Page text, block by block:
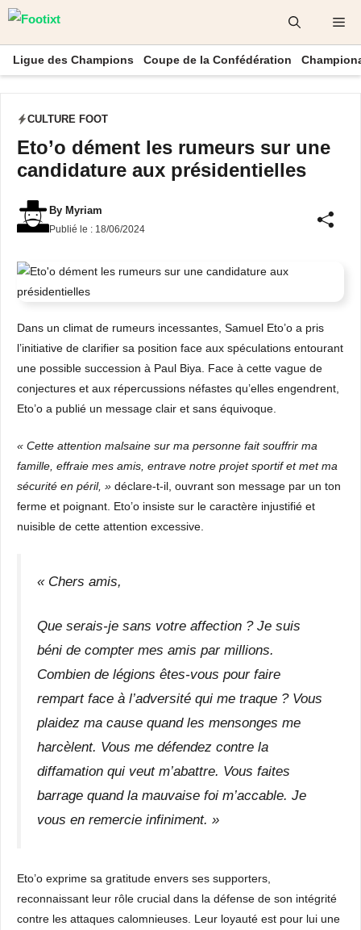
Aller
contenu
Ligue des Champions Coupe de la Confédération
CULTURE FOOT
Eto’o dément les rumeurs sur une
candidature aux présidentielles
By Myriam
Publié le : 18/06/2024
Dans un climat de rumeurs incessantes, Samuel Eto’o a pris
l’initiative de clarifier sa position face aux spéculations entourant
une possible succession à Paul Biya. Face à cette vague de
conjectures et aux répercussions néfastes qu’elles engendrent,
Eto’o a publié un message clair et sans équivoque.
« Cette attention malsaine sur ma personne fait souffrir ma
famille, effraie mes amis, entrave notre projet sportif et met ma
sécurité en péril, » déclare-t-il, ouvrant son message par un ton
ferme et poignant. Eto’o insiste sur le caractère injustifié et
nuisible de cette attention excessive.
« Chers amis,
Que serais-je sans votre affection ? Je suis
béni de compter mes amis par millions.
Combien de légions êtes-vous pour faire
rempart face à l’adversité qui me traque ? Vous
plaidez ma cause quand les mensonges me
harcèlent. Vous me défendez contre la
diffamation qui veut m’abattre. Vous faites
barrage quand la mauvaise foi m’accable. Je
vous en remercie infiniment. »
Eto’o exprime sa gratitude envers ses supporters,
reconnaissant leur rôle crucial dans la défense de son intégrité
contre les attaques calomnieuses. Leur loyauté est pour lui une